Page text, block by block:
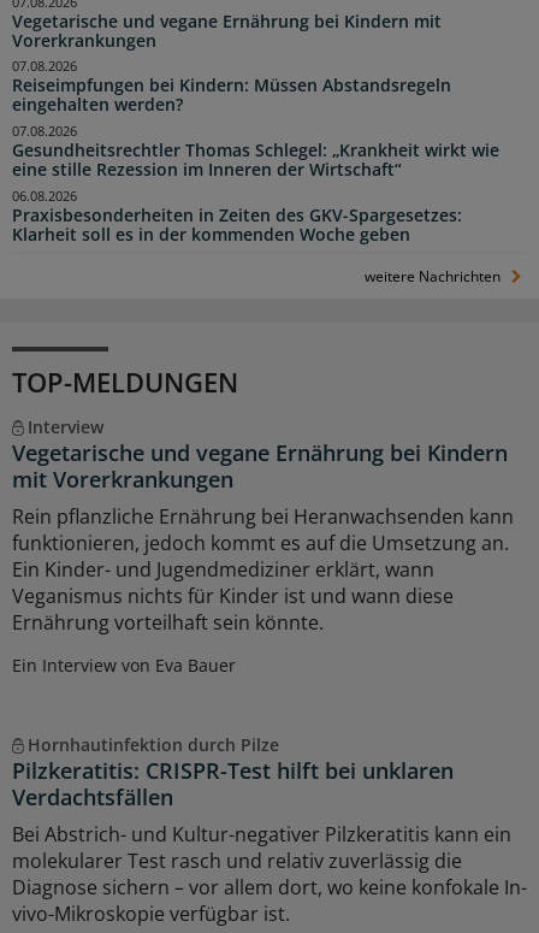
Vegetarische und vegane Ernährung bei Kindern mit
Vorerkrankungen
Reiseimpfungen bei Kindern: Müssen Abstandsregeln
eingehalten werden?
07.08.2026
Gesundheitsrechtler Thomas Schlegel: „Krankheit wirkt wie
eine stille Rezession im Inneren der Wirtschaft“
07.08.2026
Praxisbesonderheiten in Zeiten des GKV-Spargesetzes:
Klarheit soll es in der kommenden Woche geben
06.08.2026
weitere Nachrichten
TOP-MELDUNGEN
Interview
Vegetarische und vegane Ernährung bei Kindern
mit Vorerkrankungen
Rein pflanzliche Ernährung bei Heranwachsenden kann
funktionieren, jedoch kommt es auf die Umsetzung an.
Ein Kinder- und Jugendmediziner erklärt, wann
Veganismus nichts für Kinder ist und wann diese
Ernährung vorteilhaft sein könnte.
Ein Interview von Eva Bauer
Hornhautinfektion durch Pilze
Pilzkeratitis: CRISPR-Test hilft bei unklaren
Verdachtsfällen
Bei Abstrich- und Kultur-negativer Pilzkeratitis kann ein
molekularer Test rasch und relativ zuverlässig die
Diagnose sichern – vor allem dort, wo keine konfokale In-
vivo-Mikroskopie verfügbar ist.